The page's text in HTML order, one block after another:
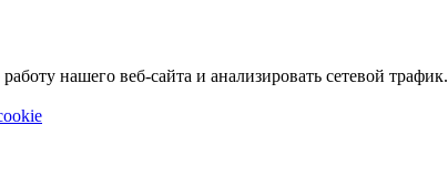
нашего веб-сайта и анализировать сетевой трафик.